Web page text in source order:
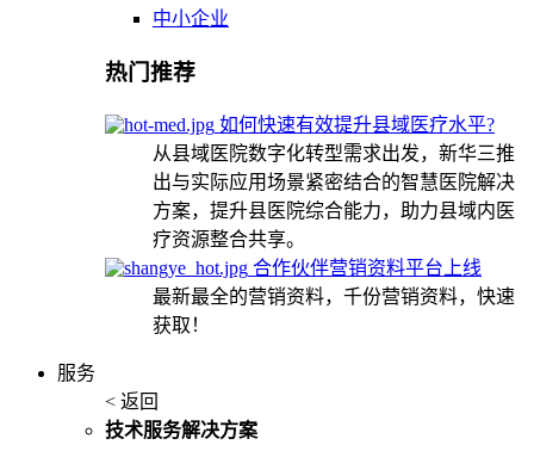
中小企业
热门推荐
如何快速有效提升县域医疗水平?
从县域医院数字化转型需求出发，新华三推
出与实际应用场景紧密结合的智慧医院解决
方案，提升县医院综合能力，助力县域内医
疗资源整合共享。
合作伙伴营销资料平台上线
最新最全的营销资料，千份营销资料，快速
获取！
服务
< 返回
技术服务解决方案